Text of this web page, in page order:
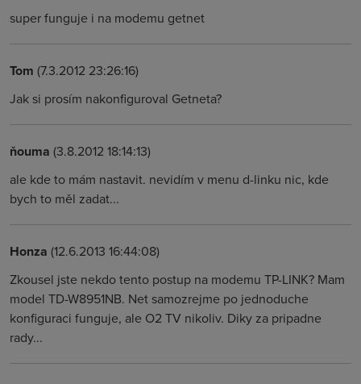
super funguje i na modemu getnet
Tom (7.3.2012 23:26:16)
Jak si prosím nakonfiguroval Getneta?
ňouma (3.8.2012 18:14:13)
ale kde to mám nastavit. nevidím v menu d-linku nic, kde
bych to měl zadat...
Honza (12.6.2013 16:44:08)
Zkousel jste nekdo tento postup na modemu TP-LINK? Mam
model TD-W8951NB. Net samozrejme po jednoduche
konfiguraci funguje, ale O2 TV nikoliv. Diky za pripadne
rady...